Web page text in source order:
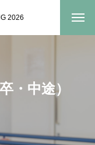
2026
・中途）